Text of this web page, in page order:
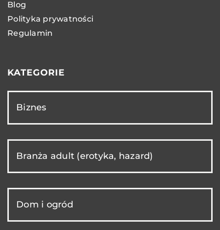
Blog
Polityka prywatności
Regulamin
KATEGORIE
Biznes
Branża adult (erotyka, hazard)
Dom i ogród